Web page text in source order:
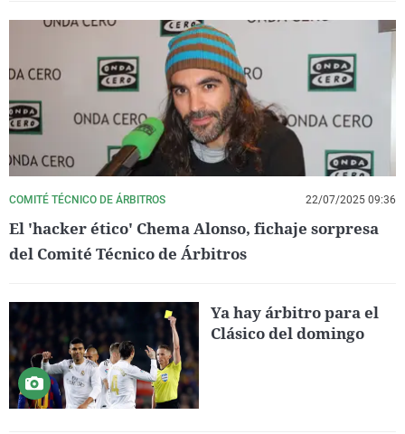
COMITÉ TÉCNICO DE ÁRBITROS 22/07/2025 09:36
El 'hacker ético' Chema Alonso, fichaje sorpresa
del Comité Técnico de Árbitros
Ya hay árbitro para el
Clásico del domingo